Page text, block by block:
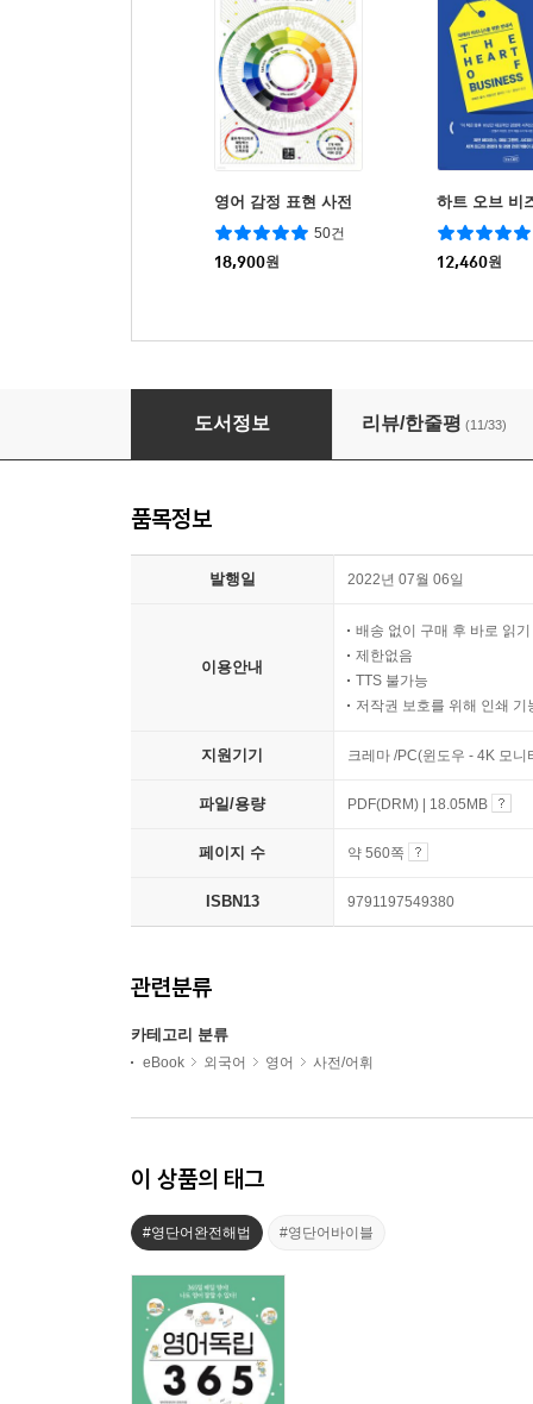
영어 감정 표현 사전
50건
18,900원
하트 오브 비
12,460원
영어독립 365
도서정보 리뷰/한줄평 (11/33)
품목정보
발행일 2022년 07월 06일
이용안내
배송 없이 구매 후 바로 읽기
제한없음
TTS 불가능
저작권 보호를 위해 인쇄 기
지원기기 크레마 /PC(윈도우 - 4K 모
파일/용량 PDF(DRM) | 18.05MB
페이지 수 약 560쪽
ISBN13 9791197549380
관련분류
카테고리 분류
eBook 외국어 영어 사전/어휘
이 상품의 태그
#영단어완전해법 #영단어바이블